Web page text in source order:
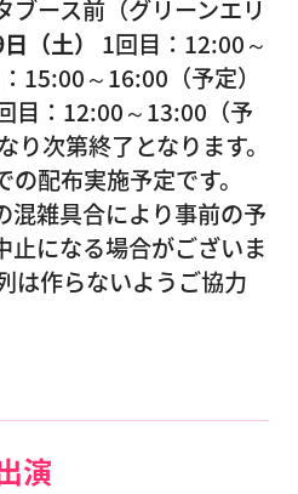
ブース前（グリーンエリ
（土）
1回目：12:00～
15:00～16:00（予定）
目：12:00～13:00（予
次第終了となります。
配布実施予定です。
雑具合により事前の予
止になる場合がございま
は作らないようご協力
演